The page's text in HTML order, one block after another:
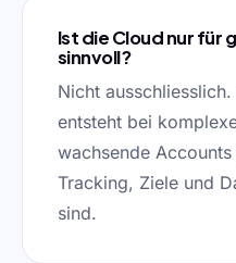
Ist die Cloud nur für
sinnvoll?
Nicht
entsteht bei
wachsende
Tracking, Ziele und
sind.